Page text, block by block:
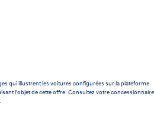
qui illustrent les voitures configurées sur la plateforme
l'objet de cette offre. Consultez votre concessionnaire